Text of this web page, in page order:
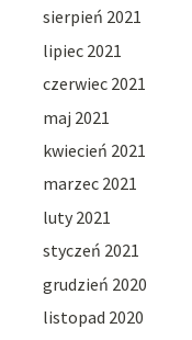
sierpień 2021
lipiec 2021
czerwiec 2021
maj 2021
kwiecień 2021
marzec 2021
luty 2021
styczeń 2021
grudzień 2020
listopad 2020